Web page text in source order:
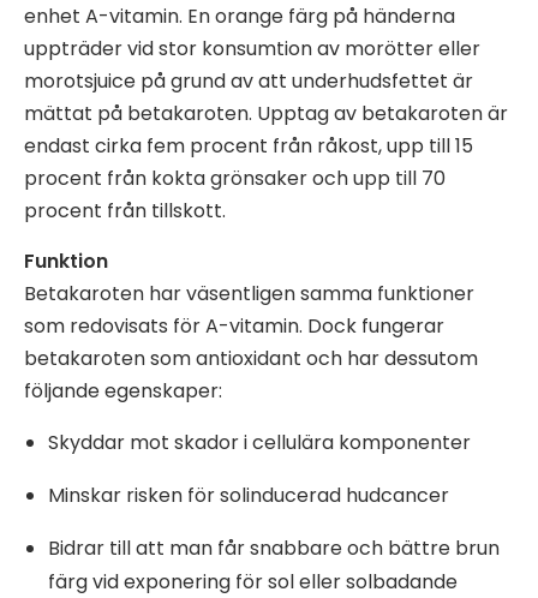
enhet A-vitamin. En orange färg på händerna
uppträder vid stor konsumtion av morötter eller
morotsjuice på grund av att underhudsfettet är
mättat på betakaroten. Upptag av betakaroten är
endast cirka fem procent från råkost, upp till 15
procent från kokta grönsaker och upp till 70
procent från tillskott.
Funktion
Betakaroten har väsentligen samma funktioner
som redovisats för A-vitamin. Dock fungerar
betakaroten som antioxidant och har dessutom
följande egenskaper:
Skyddar mot skador i cellulära komponenter
Minskar risken för solinducerad hudcancer
Bidrar till att man får snabbare och bättre brun
färg vid exponering för sol eller solbadande